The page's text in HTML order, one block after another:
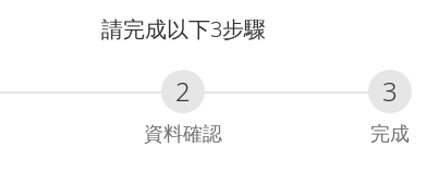
請完成以下3步驟
2
資料確認
3
完成